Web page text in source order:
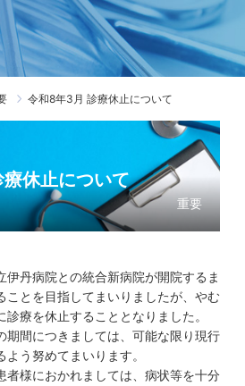
令和8年3月 診療休止について
休止について
重要
丹病院との統合新病院が開院するま
ことを目指してまいりましたが、やむ
療を休止することとなりました。
間につきましては、可能な限り現行
う努めてまいります。
様におかれましては、病状等を十分